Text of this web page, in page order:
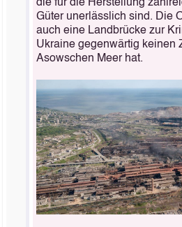
die für die Herstellung
Güter unerlässlich sind. Die
auch eine Landbrücke zur
Ukraine gegenwärtig keinen
Asowschen Meer hat.